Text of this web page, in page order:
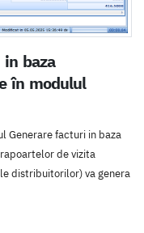
baza
în modulul
Generare facturi in baza
de vizita
distribuitorilor) va genera